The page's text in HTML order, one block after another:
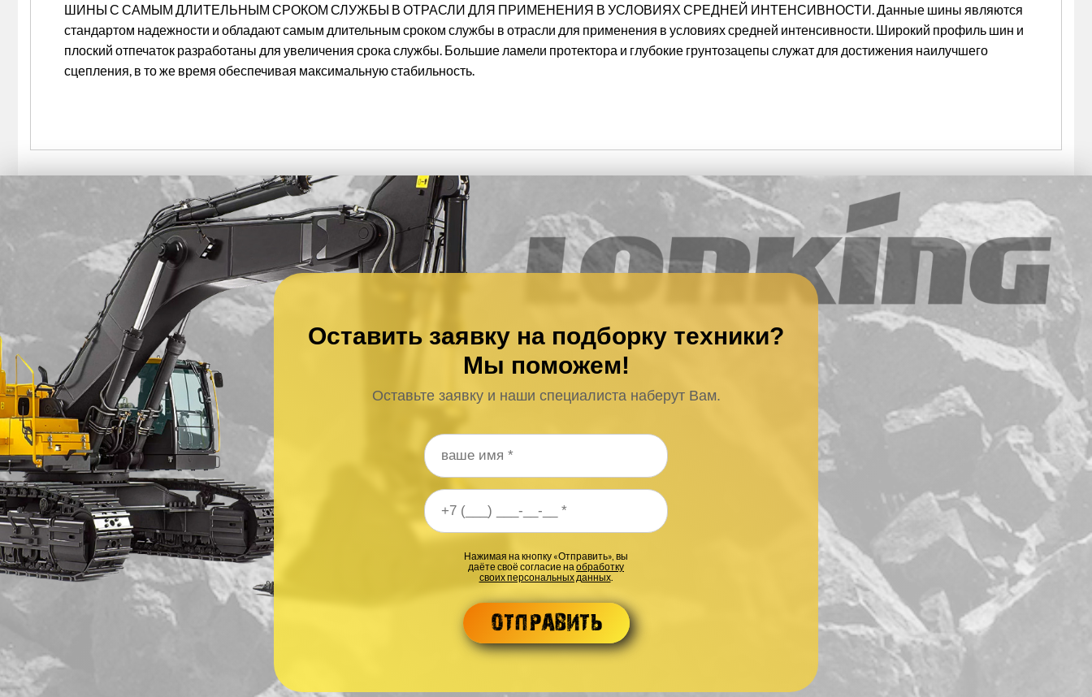
ШИНЫ С САМЫМ ДЛИТЕЛЬНЫМ СРОКОМ СЛУЖБЫ В ОТРАСЛИ ДЛЯ ПРИМЕНЕНИЯ В УСЛОВИЯХ СРЕДНЕЙ ИНТЕНСИВНОСТИ. Данные шины являются
стандартом надежности и обладают самым длительным сроком службы в отрасли для применения в условиях средней интенсивности. Широкий профиль шин и
плоский отпечаток разработаны для увеличения срока службы. Большие ламели протектора и глубокие грунтозацепы служат для достижения наилучшего
сцепления, в то же время обеспечивая максимальную стабильность.
Оставить заявку на подборку техники?
Мы поможем!
Оставьте заявку и наши специалиста наберут Вам.
Ваш номер телефона
Нажимая на кнопку «Отправить», вы
даёте своё согласие на обработку
своих персональных данных.